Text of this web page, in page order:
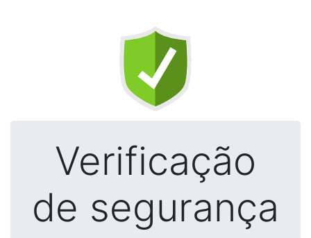
Verificação
de segurança